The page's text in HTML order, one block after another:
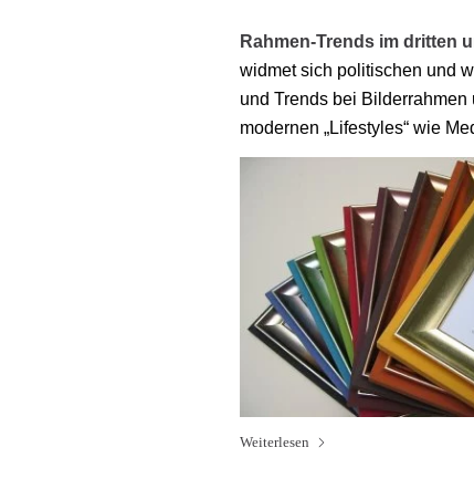
Rahmen-Trends im dritten
widmet sich politischen und
und Trends bei
modernen „Lifestyles“ wie
Weiterlesen